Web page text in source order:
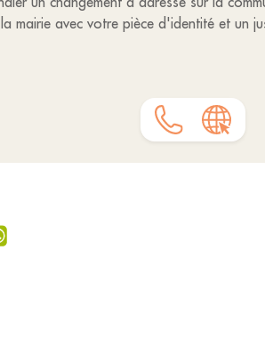
mairie avec votre pièce d'identité et un